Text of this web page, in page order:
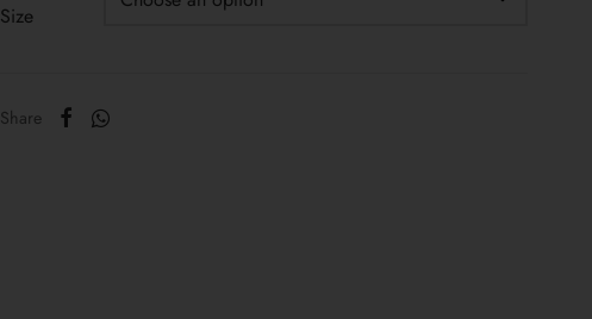
Size
Share